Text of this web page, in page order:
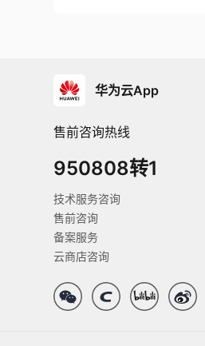
华为云App
售前咨询热线
950808转1
技术服务咨询
售前咨询
备案服务
云商店咨询